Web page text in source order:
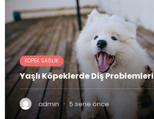
KÖPEK SAĞLIK
Yaşlı Köpeklerde Diş Problemleri
admin · 5 sene önce